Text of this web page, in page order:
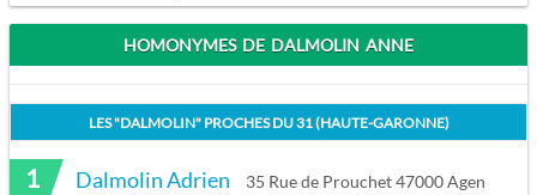
HOMONYMES DE DALMOLIN ANNE
LES "DALMOLIN" PROCHES DU31 (HAUTE-GARONNE)
1 Dalmolin Adrien 35 Rue de Prouchet 47000 Agen